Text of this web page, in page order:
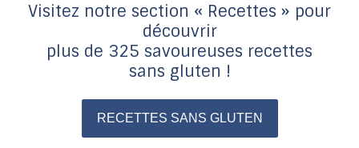
Visitez notre section « Recettes » pour
découvrir
plus de 325 savoureuses recettes
sans gluten !
RECETTES SANS GLUTEN